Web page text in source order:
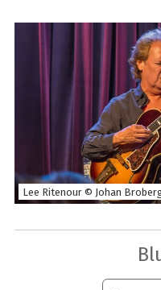
Lee Ritenour © Johan